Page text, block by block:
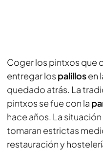
Coger los pintxos que
entregar los palillosen
quedado atrás. La
pintxos se fue con la
hace años. La
tomaran estrictas
restauración y